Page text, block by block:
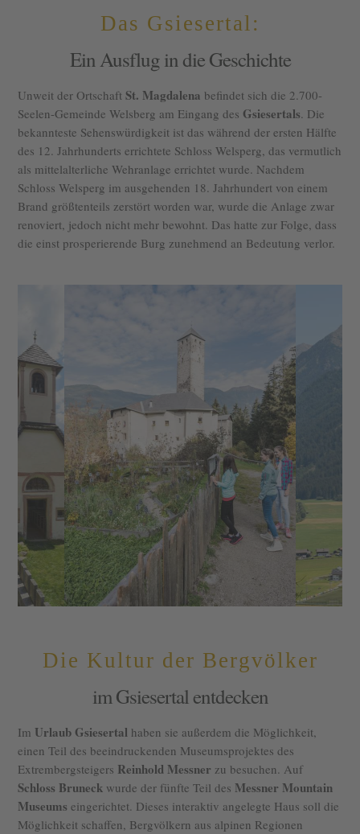
Das Gsiesertal:
Ein Ausflug in die Geschichte
Unweit der OrtschaftSt. Magdalena befindet sich die 2.700-
Seelen-Gemeinde Welsberg am Eingang des Gsiesertals. Die
bekannteste Sehenswürdigkeit ist das während der ersten Hälfte
des 12. Jahrhunderts errichtete Schloss Welsperg, das vermutlich
als mittelalterliche Wehranlage errichtet wurde. Nachdem
Schloss Welsperg im ausgehenden 18. Jahrhundert von einem
Brand größtenteils zerstört worden war, wurde die Anlage zwar
renoviert, jedoch nicht mehr bewohnt. Das hatte zur Folge, dass
die einst prosperierende Burg zunehmend an Bedeutung verlor.
Die Kultur der Bergvölker
im Gsiesertal entdecken
Im Urlaub Gsiesertal haben sie außerdem die Möglichkeit,
einen Teil des beeindruckenden Museumsprojektes des
Extrembergsteigers Reinhold Messner zu besuchen. Auf
Schloss Bruneck wurde der fünfte Teil des Messner Mountain
Museums eingerichtet. Dieses interaktiv angelegte Haus soll die
Möglichkeit schaffen, Bergvölkern aus alpinen Regionen